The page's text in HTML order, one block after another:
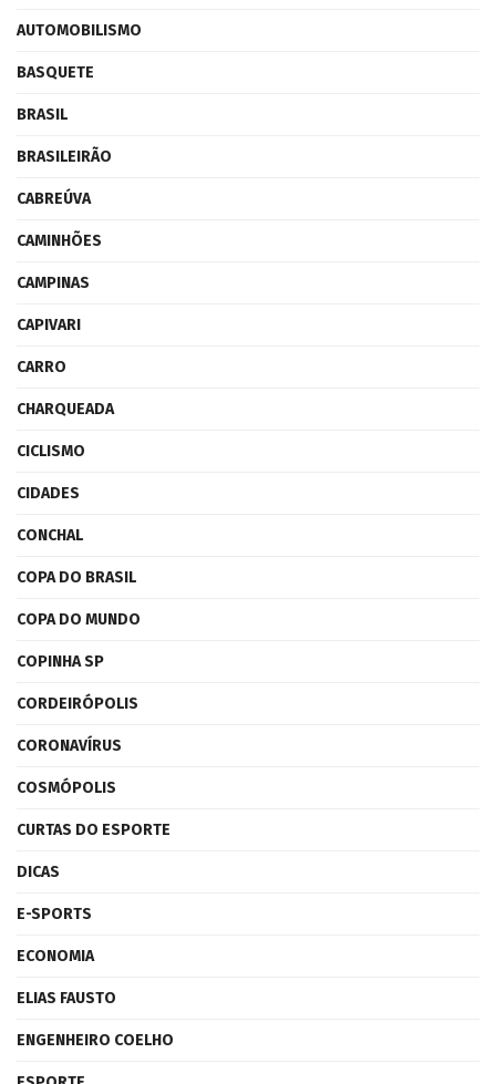
AUTOMOBILISMO
BASQUETE
BRASIL
BRASILEIRÃO
CABREÚVA
CAMINHÕES
CAMPINAS
CAPIVARI
CARRO
CHARQUEADA
CICLISMO
CIDADES
CONCHAL
COPA DO BRASIL
COPA DO MUNDO
COPINHA SP
CORDEIRÓPOLIS
CORONAVÍRUS
COSMÓPOLIS
CURTAS DO ESPORTE
DICAS
E-SPORTS
ECONOMIA
ELIAS FAUSTO
ENGENHEIRO COELHO